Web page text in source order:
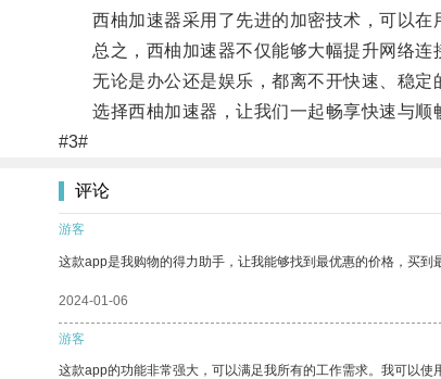
西柚加速器采用了先进的加密技术，可以在
总之，西柚加速器不仅能够大幅提升网络连
无论是办公还是娱乐，都离不开快速、稳定
选择西柚加速器，让我们一起畅享快速与顺
#3#
评论
游客
这款app是我购物的得力助手，让我能够找到最优惠的价格，买到
2024-01-06
游客
这款app的功能非常强大，可以满足我所有的工作需求。我可以使